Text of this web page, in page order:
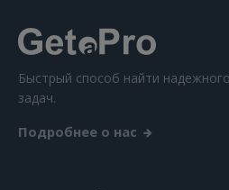
Быстрый способ найти
задач.
Подробнее о нас